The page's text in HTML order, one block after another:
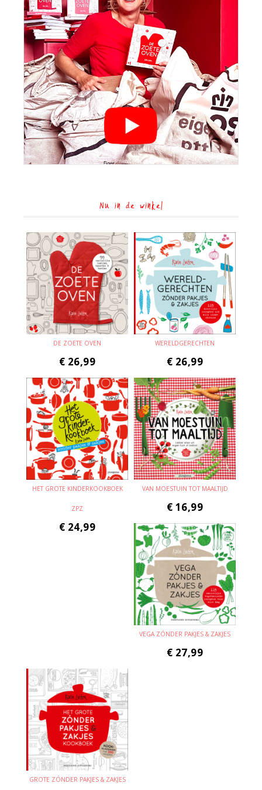
Nu in de winkel
DE ZOETE OVEN
€ 26,99
WERELDGERECHTEN
€ 26,99
HET GROTE KINDERKOOKBOEK
ZPZ
€ 24,99
VAN MOESTUIN TOT MAALTIJD
€ 16,99
VEGA ZÓNDER PAKJES & ZAKJES
€ 27,99
GROTE ZÓNDER PAKJES & ZAKJES